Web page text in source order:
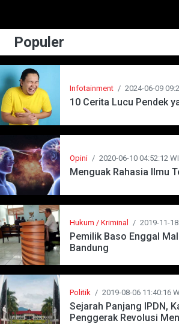
Populer
Infotainment / 2024-06-09
10 Cerita Lucu Pendek
Opini / 2020-06-10 04:52:12
Menguak Rahasia Ilmu
Hukum / Kriminal / 2019-11-
Pemilik Baso Enggal
Bandung
Politik / 2019-08-06 11:40:16
Sejarah Panjang IPDN,
Penggerak Revolusi